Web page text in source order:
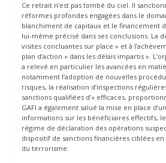
Ce retrait n’est pas tombé du ciel. Il
réformes profondes engagées dans le
blanchiment de capitaux et le financement
lui-même précisé dans ses conclusions. La
visites concluantes sur place » et à
plan d’action « dans les délais impartis ».
a relevé en particulier les avancées en
notamment l’adoption de nouvelles
risques, la réalisation d’inspections
sanctions qualifiées d’« efficaces,
GAFI a également salué la mise en place
informations sur les bénéficiaires effectifs,
régime de déclaration des opérations
dispositif de sanctions financières ciblées
du terrorisme.